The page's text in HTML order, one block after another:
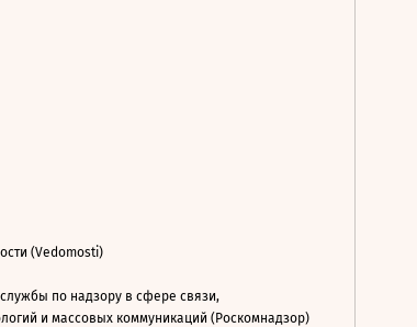
(Vedomosti)
по надзору в сфере связи,
и массовых коммуникаций (Роскомнадзор)